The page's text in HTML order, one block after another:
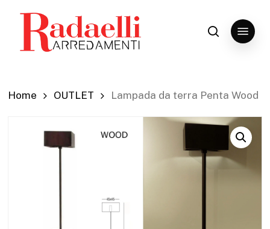
content
search
Menu
Home OUTLET Lampada da terra Penta Wood
Close